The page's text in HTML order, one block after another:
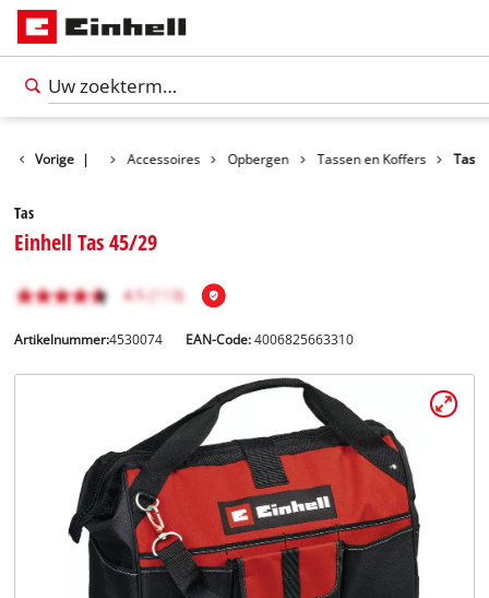
Nederlands
English
Français
Vorige | Accessoires Opbergen Tassen en Koffers Tas
Tas
Einhell Tas 45/29
Artikelnummer:4530074 EAN-Code:4006825663310